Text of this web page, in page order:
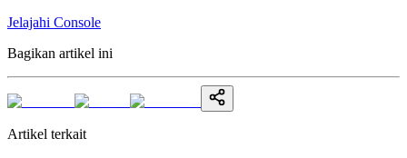
Jelajahi Console
Bagikan artikel ini
Artikel terkait